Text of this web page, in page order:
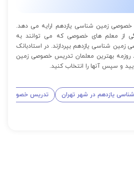
خصوصی زمین شناسی یازدهم ارایه می دهد.
از معلم های خصوصی که می توانند به
شناسی یازدهم بپردازند. در استادبانک
روزمه بهترین معلمان تدریس خصوصی زمین
و سپس آنها را انتخاب کنید.
یازدهم در شهر تهران تدریس خصوصی